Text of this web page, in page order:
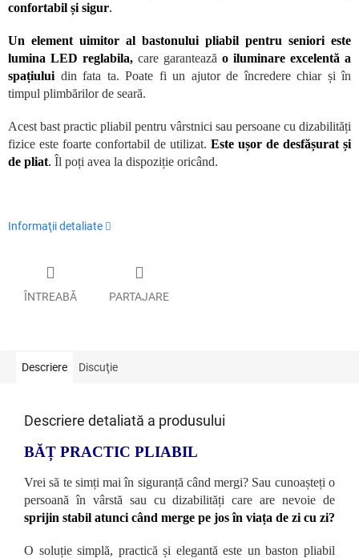
confortabil și sigur.
Un element uimitor al bastonului pliabil pentru seniori este
lumina LED reglabila, care garantează o iluminare excelentă a
spațiului din fata ta. Poate fi un ajutor de încredere chiar și în
timpul plimbărilor de seară.
Acest bast practic pliabil pentru vârstnici sau persoane cu dizabilități
fizice este foarte confortabil de utilizat. Este ușor de desfășurat și
de pliat. Îl poți avea la dispoziție oricând.
Informaţii detaliate
ÎNTREABĂ PARTAJARE
Descriere Discuţie
Descriere detaliată a produsului
BĂȚ PRACTIC PLIABIL
Vrei să te simți mai în siguranță când mergi? Sau cunoașteți o
persoană în vârstă sau cu dizabilități care are nevoie de
sprijin stabil atunci când merge pe jos în viața de zi cu zi?
O soluție simplă, practică și elegantă este un baston pliabil